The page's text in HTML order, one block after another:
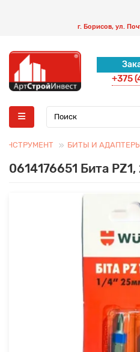
г. Борисов, ул.
+375
БИТЫ И
0614176651 Бита